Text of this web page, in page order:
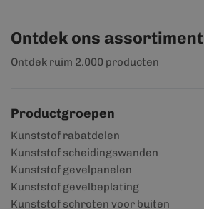
Ontdek ons assortiment
Ontdek ruim 2.000 producten
Productgroepen
Kunststof rabatdelen
Kunststof scheidingswanden
Kunststof gevelpanelen
Kunststof gevelbeplating
Kunststof schroten voor buiten